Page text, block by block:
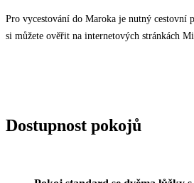
Pro vycestování do Maroka je nutný cestovní
si můžete ověřit na internetových stránkách
Dostupnost pokojů